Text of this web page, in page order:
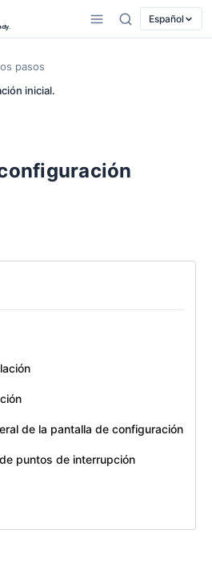
Español
pasos
inicial.
de la pantalla de configuración
puntos de interrupción